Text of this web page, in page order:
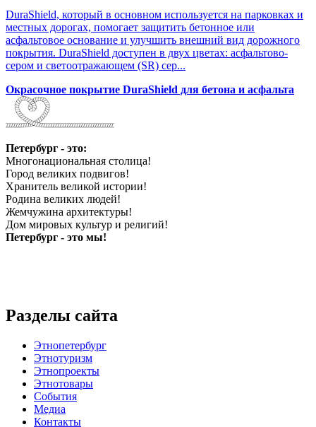
DuraShield, который в основном используется на парковках и
местных дорогах, помогает защитить бетонное или
асфальтовое основание и улучшить внешний вид дорожного
покрытия. DuraShield доступен в двух цветах: асфальтово-
сером и светоотражающем (SR) сер...
Окрасочное покрытие DuraShield для бетона и асфальта
Петербург - это:
Многонациональная столица!
Город великих подвигов!
Хранитель великой истории!
Родина великих людей!
Жемчужина архитектуры!
Дом мировых культур и религий!
Петербург - это мы!
Разделы сайта
Этнопетербург
Этнотуризм
Этнопроекты
Этнотовары
События
Медиа
Контакты